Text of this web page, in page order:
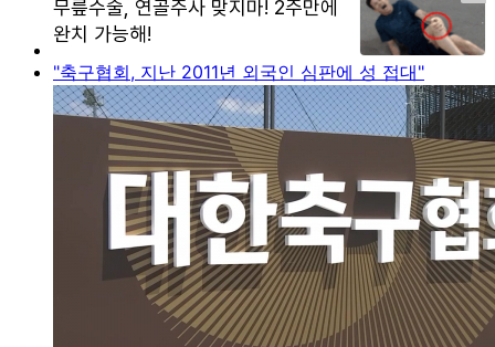
"축구협회, 지난 2011년 외국인 심판에 성 접대"